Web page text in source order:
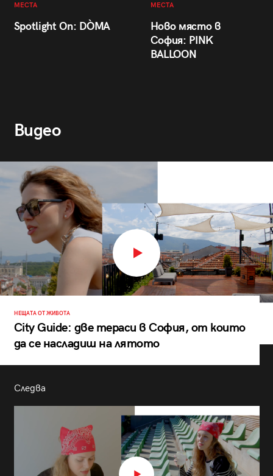
МЕСТА
Spotlight On: DÒMA
МЕСТА
Ново място в
София: PINK
BALLOON
Видео
НЕЩАТА ОТ ЖИВОТА
City Guide: две тераси в София, от които
да се насладиш на лятото
Следва